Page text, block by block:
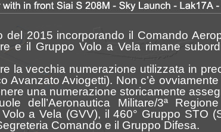
2015 incorporando il Comando
e il Gruppo Volo a Vela rimane
la vecchia numerazione utilizzata in
Avanzato Aviogetti). Non c’è
una numerazione storicamente
dell’Aeronautica Militare/3ª
a Vela (GVV), il 460° Gruppo STO
Comando e il Gruppo Difesa.